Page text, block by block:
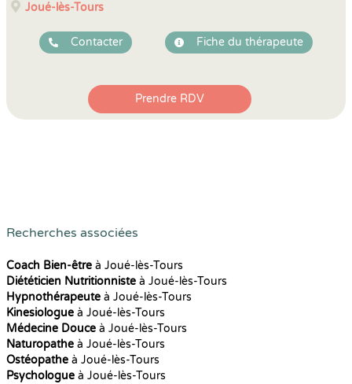
Joué-lès-Tours
Contacter Fiche du thérapeute
Prendre RDV
Recherches associées
Coach Bien-être à Joué-lès-Tours
Diététicien Nutritionniste à Joué-lès-Tours
Hypnothérapeute à Joué-lès-Tours
Kinesiologue à Joué-lès-Tours
Médecine Douce à Joué-lès-Tours
Naturopathe à Joué-lès-Tours
Ostéopathe à Joué-lès-Tours
Psychologue à Joué-lès-Tours